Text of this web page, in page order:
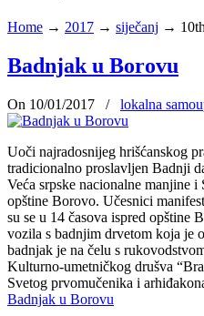
Home → 2017 → siječanj →
Badnjak u Borovu
On 10/01/2017 / lokalna
Uoči najradosnijeg hrišćanskog
tradicionalno proslavljen Badnji
Veća srpske nacionalne manjine
opštine Borovo. Učesnici
su se u 14 časova ispred opštine
vozila s badnjim drvetom koja je
badnjak je na čelu s
Kulturno-umetničkog drušva
Svetog prvomučenika i
Badnjak u Borovu